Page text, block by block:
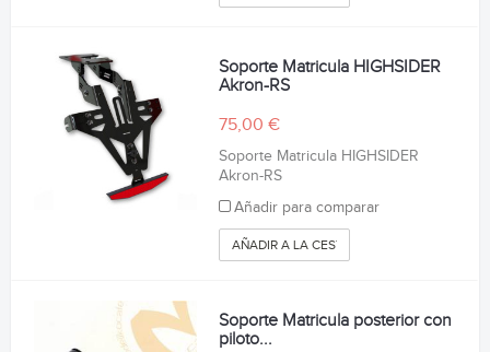
Soporte Matricula HIGHSIDER
Akron-RS
75,00 €
Soporte Matricula HIGHSIDER
Akron-RS
Añadir para comparar
AÑADIR A LA CESTA
Soporte Matricula posterior con
piloto...